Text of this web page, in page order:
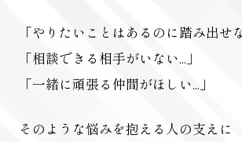
「やりたいことはあるのに踏み出せな
「相談できる相手がいない...」
「一緒に頑張る仲間がほしい...」
そのような悩みを抱える人の支えに